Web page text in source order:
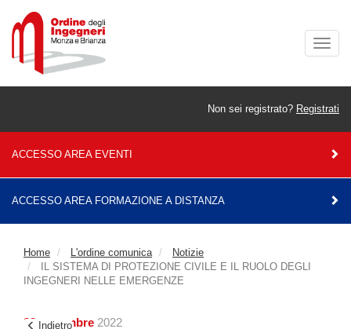
Non sei registrato? Registrati
ACCESSO AREA EVENTI
ACCESSO AREA FORMAZIONE A DISTANZA
Home L'ordine comunica
Notizie
IL SISTEMA DI PROTEZIONE CIVILE E IL RUOLO DEGLI
INGEGNERI NELLE EMERGENZE
23 novembre 2022
Indietro